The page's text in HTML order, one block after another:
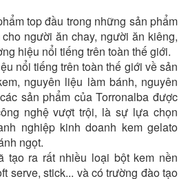
top đầu trong những sản phẩm
người ăn chay, người ăn kiêng,
hiệu nổi tiếng trên toàn thế giới.
nổi tiếng trên toàn thế giới về sản
nguyên liệu làm bánh, nguyên
sản phẩm của Torronalba được
nghệ vượt trội, là sự lựa chọn
nghiệp kinh doanh kem gelato
ngọt.
tạo ra rất nhiều loại bột kem nền
serve, stick... và có trường đào tạo